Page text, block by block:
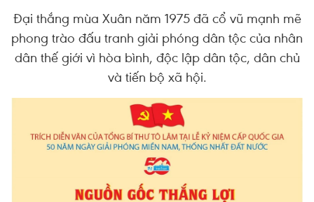
Đại thắng mùa Xuân năm 1975 đã cổ vũ mạnh mẽ
phong trào đấu tranh giải phóng dân tộc của nhân
dân thế giới vì hòa bình, độc lập dân tộc, dân chủ
và tiến bộ xã hội.